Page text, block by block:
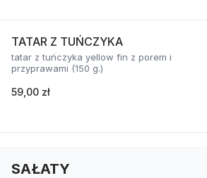
TATAR Z TUŃCZYKA
tatar z tuńczyka yellow fin z porem i
przyprawami (150 g.)
59,00 zł
SAŁATY